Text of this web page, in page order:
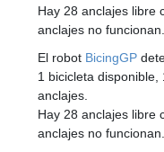
Hay 28 anclajes libre
anclajes no funcionan.
El robot BicingGP
1 bicicleta
anclajes.
Hay 28 anclajes libre
anclajes no funcionan.